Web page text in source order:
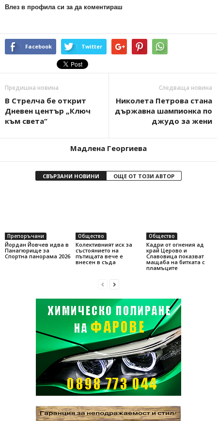
Влез в профила си за да коментираш
Facebook Twitter
Предишна новина
В Стрелча бе открит
Дневен център „Ключ
към света“
Следваща новина
Николета Петрова стана
държавна шампионка по
джудо за жени
Мадлена Георгиева
СВЪРЗАНИ НОВИНИ ОЩЕ ОТ ТОЗИ АВТОР
Препоръчани
Йордан Йовчев идва в
Панагюрище за
Спортна панорама 2026
Общество
Колективният иск за
състоянието на
пътищата вече е
внесен в съда
Общество
Кадри от огнения ад
край Церово и
Славовица показват
мащаба на битката с
пламъците